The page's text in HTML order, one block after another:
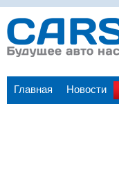
Главная Новости